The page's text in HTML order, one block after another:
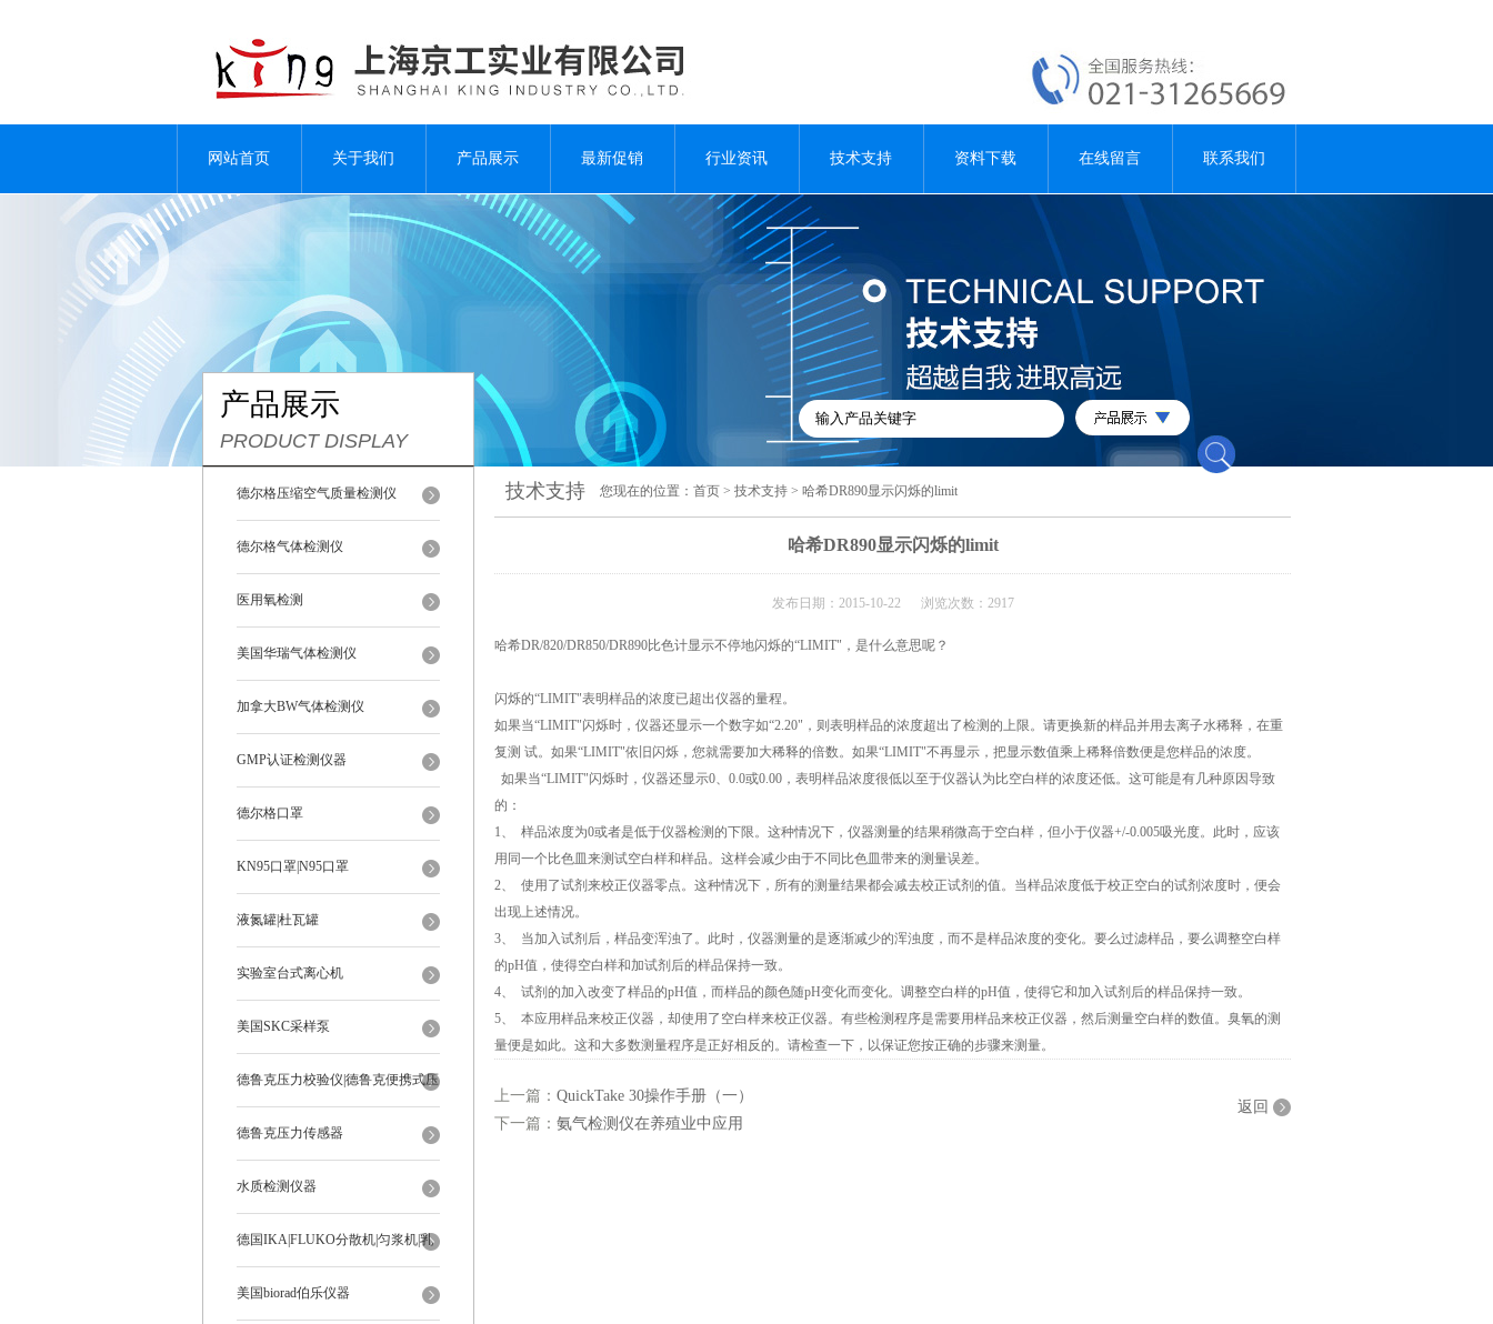
网站首页 关于我们 产品展示 最新促销 行业资讯 技术支持 资料下载 在线留言 联系我们
产品展示
PRODUCT DISPLAY
德尔格压缩空气质量检测仪
德尔格气体检测仪
医用氧检测
美国华瑞气体检测仪
加拿大BW气体检测仪
GMP认证检测仪器
德尔格口罩
KN95口罩|N95口罩
液氮罐|杜瓦罐
实验室台式离心机
美国SKC采样泵
德鲁克压力校验仪|德鲁克便携式压
力校验仪
德鲁克压力传感器
水质检测仪器
德国IKA|FLUKO分散机|匀浆机|乳
化机
美国biorad伯乐仪器
技术支持 您现在的位置： 首页 > 技术支持 > 哈希DR890显示闪烁的limit
哈希DR890显示闪烁的limit
发布日期：2015-10-22 浏览次数：2917
哈希DR/820/DR850/DR890比色计显示不停地闪烁的“LIMIT"，是什么意思呢？
闪烁的“LIMIT"表明样品的浓度已超出仪器的量程。
如果当“LIMIT"闪烁时，仪器还显示一个数字如“2.20"，则表明样品的浓度超出了检测的上限。请更换新的样品并用去离子水稀释，在重
复测 试。如果“LIMIT"依旧闪烁，您就需要加大稀释的倍数。如果“LIMIT"不再显示，把显示数值乘上稀释倍数便是您样品的浓度。
如果当“LIMIT"闪烁时，仪器还显示0、0.0或0.00，表明样品浓度很低以至于仪器认为比空白样的浓度还低。这可能是有几种原因导致
的：
1、 样品浓度为0或者是低于仪器检测的下限。这种情况下，仪器测量的结果稍微高于空白样，但小于仪器+/-0.005吸光度。此时，应该
用同一个比色皿来测试空白样和样品。这样会减少由于不同比色皿带来的测量误差。
2、 使用了试剂来校正仪器零点。这种情况下，所有的测量结果都会减去校正试剂的值。当样品浓度低于校正空白的试剂浓度时，便会
出现上述情况。
3、 当加入试剂后，样品变浑浊了。此时，仪器测量的是逐渐减少的浑浊度，而不是样品浓度的变化。要么过滤样品，要么调整空白样
的pH值，使得空白样和加试剂后的样品保持一致。
4、 试剂的加入改变了样品的pH值，而样品的颜色随pH变化而变化。调整空白样的pH值，使得它和加入试剂后的样品保持一致。
5、 本应用样品来校正仪器，却使用了空白样来校正仪器。有些检测程序是需要用样品来校正仪器，然后测量空白样的数值。臭氧的测
量便是如此。这和大多数测量程序是正好相反的。请检查一下，以保证您按正确的步骤来测量。
上一篇： QuickTake 30操作手册（一）
下一篇： 氨气检测仪在养殖业中应用
返回